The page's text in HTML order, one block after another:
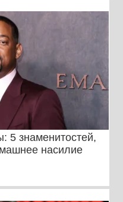
5 знаменитостей,
насилие